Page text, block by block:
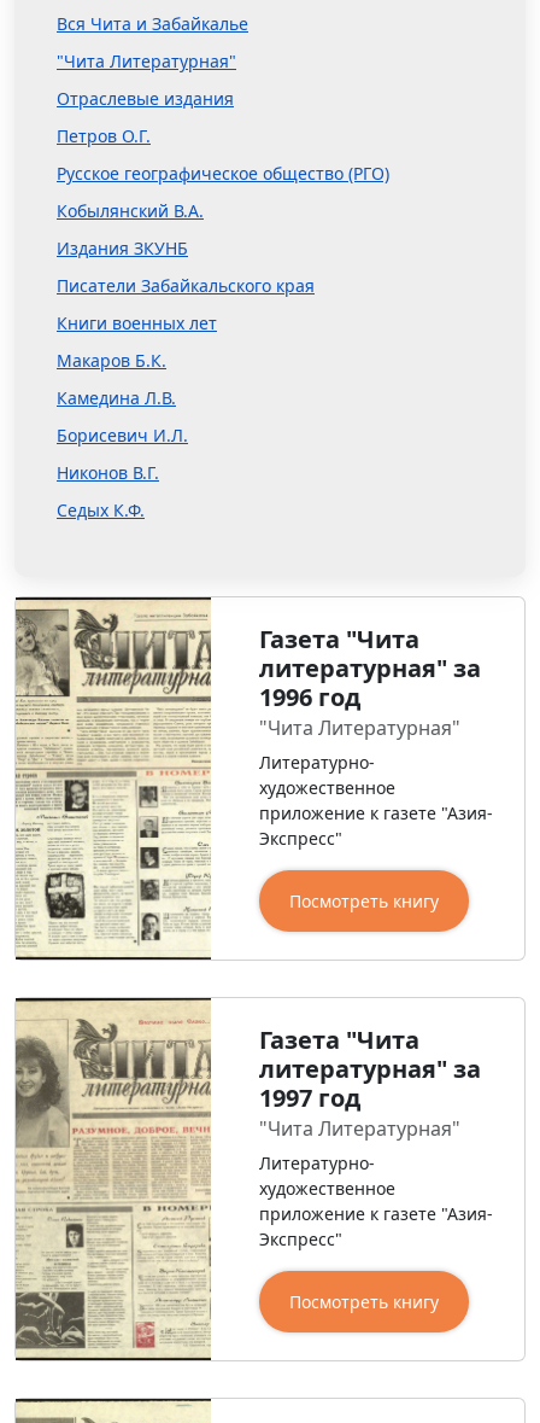
Газета "Чита
литературная" за
1996 год
"Чита Литературная"
Литературно-
художественное
приложение к газете "Азия-
Экспресс"
Посмотреть книгу
Газета "Чита
литературная" за
1997 год
"Чита Литературная"
Литературно-
художественное
приложение к газете "Азия-
Экспресс"
Посмотреть книгу
Вся Чита и Забайкалье
"Чита Литературная"
Отраслевые издания
Петров О.Г.
Русское географическое общество (РГО)
Кобылянский В.А.
Издания ЗКУНБ
Писатели Забайкальского края
Книги военных лет
Макаров Б.К.
Камедина Л.В.
Борисевич И.Л.
Никонов В.Г.
Седых К.Ф.